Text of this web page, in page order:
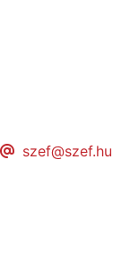
szef@szef.hu